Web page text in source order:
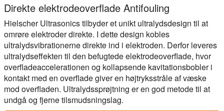
Direkte elektrodeoverflade Antifouling
Hielscher Ultrasonics tilbyder et unikt ultralydsdesign til at
omrøre elektroder direkte. I dette design kobles
ultralydsvibrationerne direkte ind i elektroden. Derfor leveres
ultralydseffekten til den befugtede elektrodeoverflade, hvor
overfladeaccelerationen og kollapsende kavitationsbobler i
kontakt med en overflade giver en højtryksstråle af væske
mod overfladen. Ultralydssprøjtning er en god metode til at
undgå og fjerne tilsmudsningslag.